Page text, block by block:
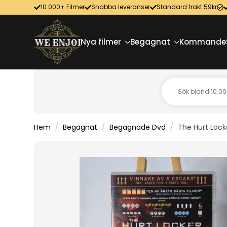
10 000+ Filmer Snabba leveranser Standard frakt 59kr
Nya filmer Begagnat Kommande
Hem Begagnat Begagnade Dvd The Hurt